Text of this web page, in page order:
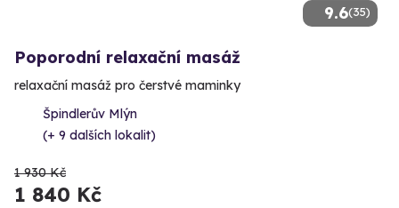
9.6(35)
Poporodní relaxační masáž
relaxační masáž pro čerstvé maminky
Špindlerův Mlýn
(+ 9 dalších lokalit)
1 930 Kč
1 840 Kč